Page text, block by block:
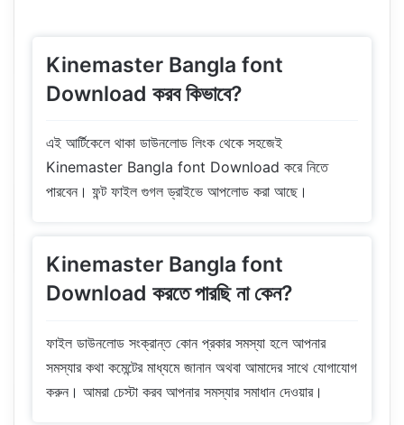
Kinemaster Bangla font
Download করব কিভাবে?
এই আর্টিকেলে থাকা ডাউনলোড লিংক থেকে সহজেই
Kinemaster Bangla font Download করে নিতে
পারবেন। ফন্ট ফাইল গুগল ড্রাইভে আপলোড করা আছে।
Kinemaster Bangla font
Download করতে পারছি না কেন?
ফাইল ডাউনলোড সংক্রান্ত কোন প্রকার সমস্যা হলে আপনার
সমস্যার কথা কমেন্টের মাধ্যমে জানান অথবা আমাদের সাথে যোগাযোগ
করুন। আমরা চেস্টা করব আপনার সমস্যার সমাধান দেওয়ার।